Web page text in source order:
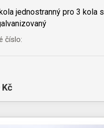
jednostranný pro 3 kola s
číslo:
Kč